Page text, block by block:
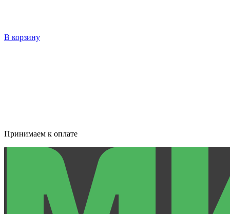
В корзину
Принимаем к оплате